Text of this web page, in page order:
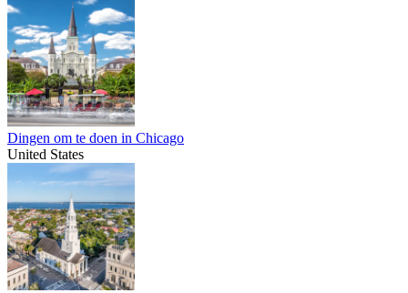
Dingen om te doen in Chicago
United States